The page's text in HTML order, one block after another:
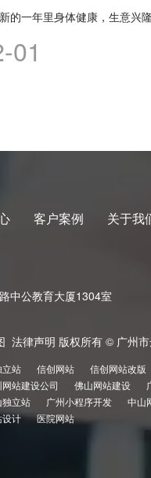
的一年里身体健康，生意兴
01
客户案例 关于我
中公教育大厦1304室
法律声明 版权所有 © 广州
立站 信创网站 信创网站改版
站建设公司 佛山网站建设
独立站 广州小程序开发 中山
设计 医院网站